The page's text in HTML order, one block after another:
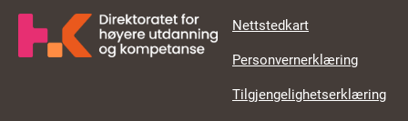
Nettstedkart
Personvernerklæring
Tilgjengelighetserklæring